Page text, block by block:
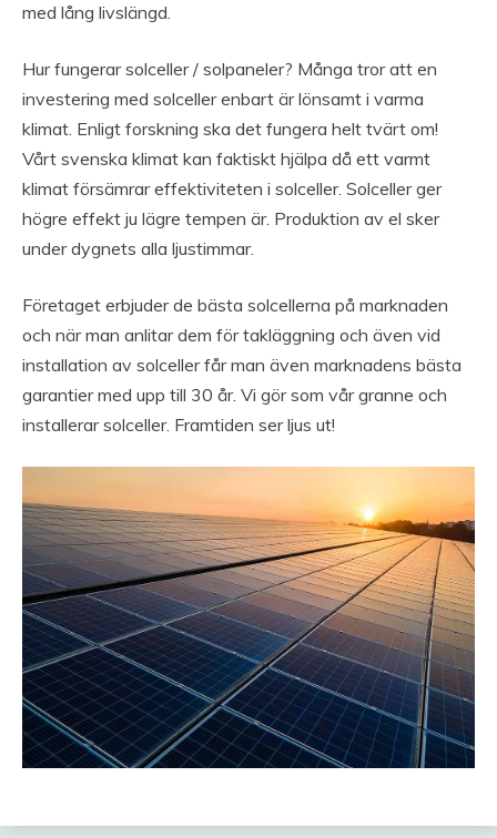
med lång livslängd.
Hur fungerar solceller / solpaneler? Många tror att en
investering med solceller enbart är lönsamt i varma
klimat. Enligt forskning ska det fungera helt tvärt om!
Vårt svenska klimat kan faktiskt hjälpa då ett varmt
klimat försämrar effektiviteten i solceller. Solceller ger
högre effekt ju lägre tempen är. Produktion av el sker
under dygnets alla ljustimmar.
Företaget erbjuder de bästa solcellerna på marknaden
och när man anlitar dem för takläggning och även vid
installation av solceller får man även marknadens bästa
garantier med upp till 30 år. Vi gör som vår granne och
installerar solceller. Framtiden ser ljus ut!